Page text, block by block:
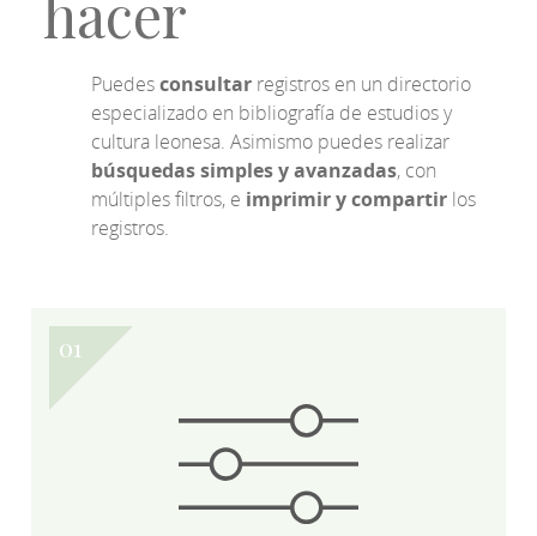
Puedesconsultar registros en un directorio
especializado en bibliografía de estudios y
cultura leonesa. Asimismo puedes realizar
búsquedas simples y avanzadas, con
múltiples filtros, e imprimir y compartir los
registros.